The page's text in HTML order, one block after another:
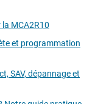
la MCA2R10
et programmation
SAV, dépannage et